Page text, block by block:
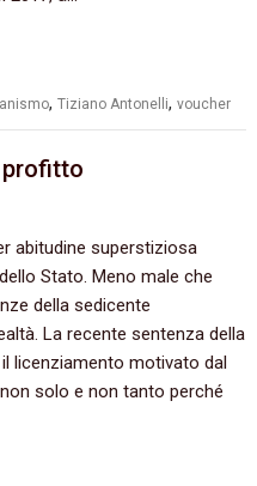
,Tiziano Antonelli,voucher
abitudine superstiziosa
Stato.‭ ‬Meno male che
della sedicente
‬La recente sentenza della
licenziamento motivato dal‭
solo e non tanto perché